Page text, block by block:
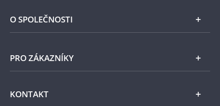
E-shop
Stříbro
O SPOLEČNOSTI
Národní Pokladnice
PRO ZÁKAZNÍKY
Všeobecné obchodní podmínky
KONTAKT